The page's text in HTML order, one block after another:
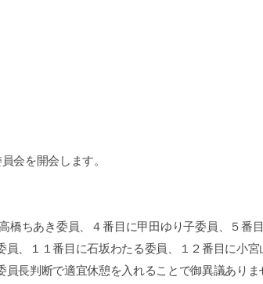
会を開会します。
ちあき委員、４番目に甲田ゆり子委員、５番
、１１番目に石坂わたる委員、１２番目に小
長判断で適宜休憩を入れることで御異議ありま